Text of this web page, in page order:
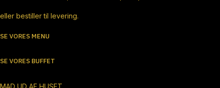
eller bestiller til levering.
SE VORES MENU
SE VORES BUFFET
MAD UD AF HUSET